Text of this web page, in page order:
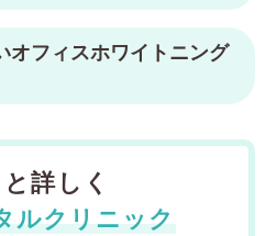
オフィスホワイトニング
詳しく
ルクリニック